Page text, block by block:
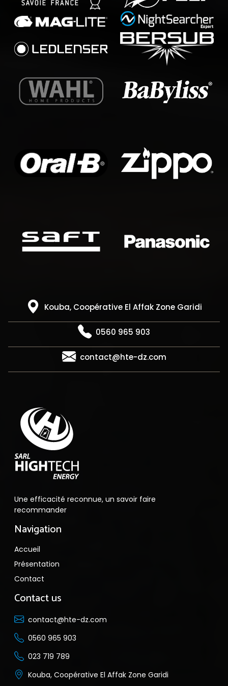
Kouba, Coopérative El Affak Zone Garidi
0560 965 903
contact@hte-dz.com
Une efficacité reconnue, un savoir faire
recommander
Navigation
Accueil
Présentation
Contact
Contact us
contact@hte-dz.com
0560 965 903
023 719 789
Kouba, Coopérative El Affak Zone Garidi